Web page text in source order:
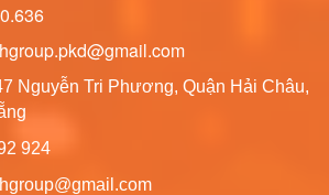
Nguyễn Tri Phương, Quận Hải Châu,
924